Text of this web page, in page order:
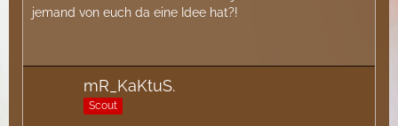
jemand von euch da eine Idee hat?!
mR_KaKtuS.
Scout